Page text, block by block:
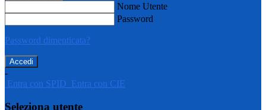
Nome Utente
Password
Password dimenticata?
-
Entra con SPID Entra con CIE
Seleziona utente